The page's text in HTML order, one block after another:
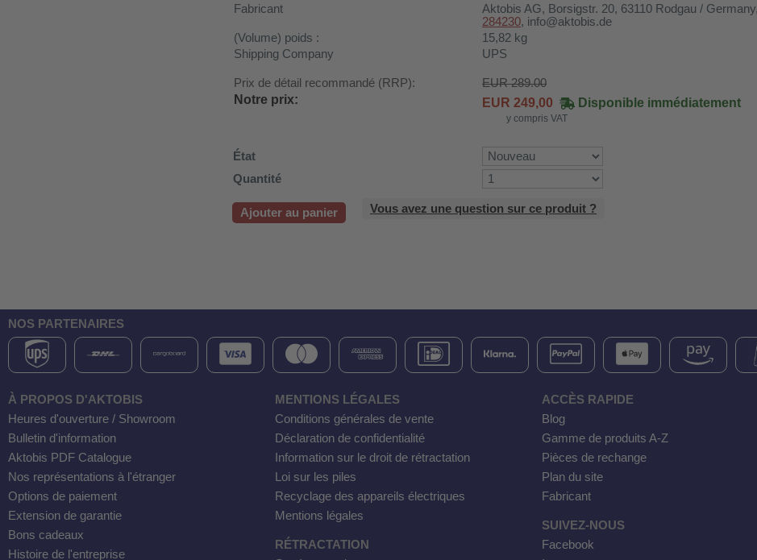
Fabricant
Aktobis AG, Borsigstr. 20, 63110 Rodgau / Germany,
284230, info@aktobis.de
(Volume) poids :
15,82 kg
Shipping Company
UPS
Prix de détail recommandé (RRP): EUR 289.00
Notre prix: EUR 249,00 Disponible immédiatement
y compris VAT
État
Quantité
Ajouter au panier Vous avez une question sur ce produit ?
NOS PARTENAIRES
À PROPOS D'AKTOBIS
Heures d'ouverture / Showroom
Bulletin d'information
Aktobis PDF Catalogue
Nos représentations à l'étranger
Options de paiement
Extension de garantie
Bons cadeaux
Histoire de l'entreprise
MENTIONS LÉGALES
Conditions générales de vente
Déclaration de confidentialité
Information sur le droit de rétractation
Loi sur les piles
Recyclage des appareils électriques
Mentions légales
RÉTRACTATION
ACCÈS RAPIDE
Blog
Gamme de produits A-Z
Pièces de rechange
Plan du site
Fabricant
SUIVEZ-NOUS
Facebook